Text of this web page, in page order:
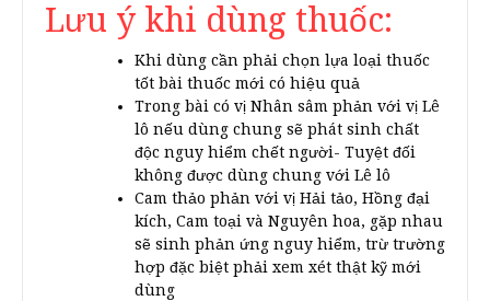
Lưu ý khi dùng thuốc:
Khi dùng cần phải chọn lựa loại thuốc
tốt bài thuốc mới có hiệu quả
Trong bài có vị Nhân sâm phản với vị Lê
lô nếu dùng chung sẽ phát sinh chất
độc nguy hiểm chết người- Tuyệt đối
không được dùng chung với Lê lô
Cam thảo phản với vị Hải tảo, Hồng đại
kích, Cam toại và Nguyên hoa, gặp nhau
sẽ sinh phản ứng nguy hiểm, trừ trường
hợp đặc biệt phải xem xét thật kỹ mới
dùng